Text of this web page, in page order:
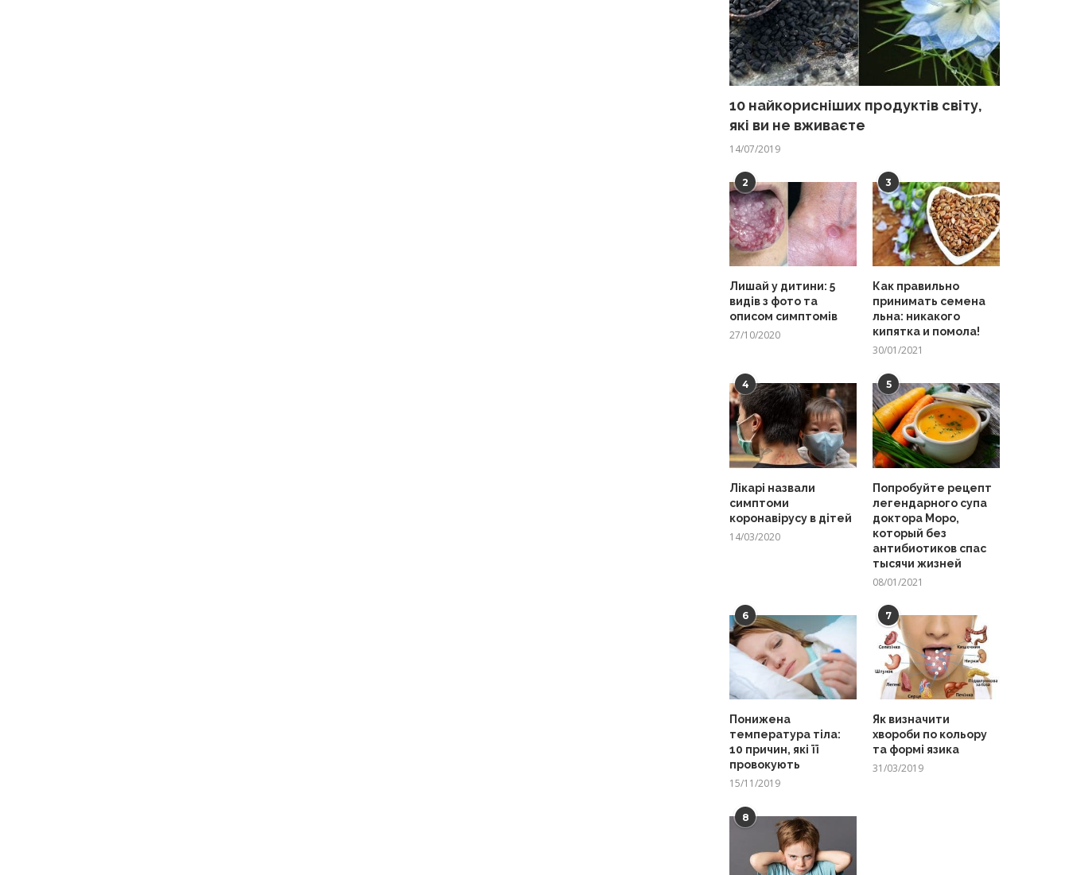
10 найкорисніших продуктів світу,
які ви не вживаєте
14/07/2019
2
Лишай у дитини: 5
видів з фото та
описом симптомів
27/10/2020
3
Как правильно
принимать семена
льна: никакого
кипятка и помола!
30/01/2021
4
Лікарі назвали
симптоми
коронавірусу в дітей
14/03/2020
5
Попробуйте рецепт
легендарного супа
доктора Моро,
который без
антибиотиков спас
тысячи жизней
08/01/2021
6
Понижена
температура тіла:
10 причин, які її
провокують
15/11/2019
7
Як визначити
хвороби по кольору
та формі язика
31/03/2019
8